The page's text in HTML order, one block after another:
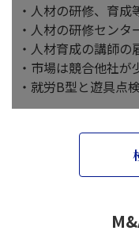
・人材の研修、育
・人材の研修センタ
・人材育成の講師の
・市場は競合他社
・就労B型と遊具点